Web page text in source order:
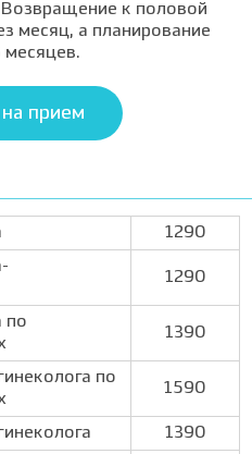
к половой
месяц, а планирование
прием
1290
1290
по
1390
по
1590
1390